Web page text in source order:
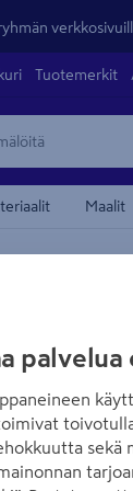
Tuotemerkit
Maalit
sekä